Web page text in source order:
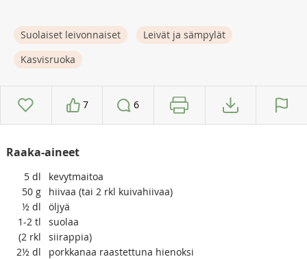
Suolaiset leivonnaiset
Leivät ja sämpylät
Kasvisruoka
7 6
Raaka-aineet
5 dl
kevytmaitoa
50 g
hiivaa (tai 2 rkl kuivahiivaa)
½ dl
öljyä
1-2 tl
suolaa
(2 rkl
siirappia)
2½ dl
porkkanaa raastettuna hienoksi